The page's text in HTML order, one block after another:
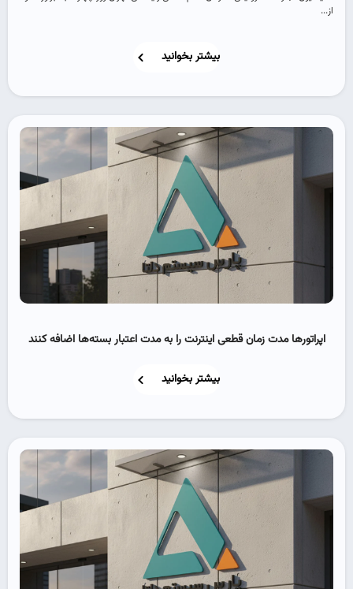
از...
بیشتر بخوانید
اپراتورها مدت زمان قطعی اینترنت را به مدت اعتبار بسته‌ها اضافه کنند
بیشتر بخوانید